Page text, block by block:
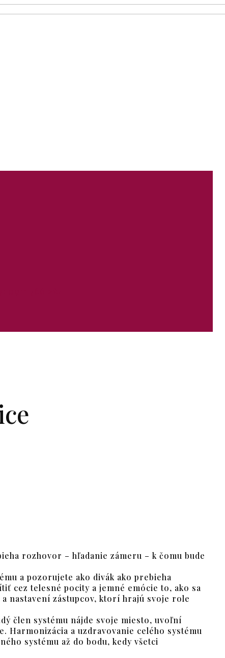
rozhovor – hľadanie zámeru – k čomu bude
a pozorujete ako divák ako prebieha
cez telesné pocity a jemné emócie to, ako sa
nastavení zástupcov, ktorí hrajú svoje role
člen systému nájde svoje miesto, uvoľní
Harmonizácia a uzdravovanie celého systému
systému až do bodu, kedy všetci